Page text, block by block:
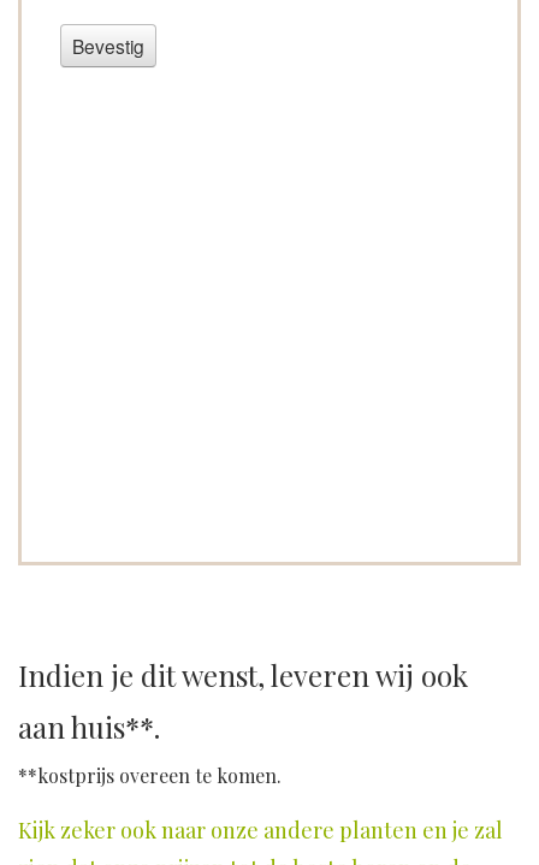
Indien je dit wenst, leveren wij ook
aan huis**.
**kostprijs overeen te komen.
Kijk zeker ook naar onze andere planten en je zal